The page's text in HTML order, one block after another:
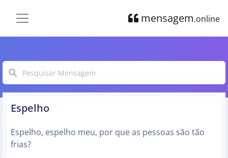
mensagem.online
Espelho
Espelho, espelho meu, por que as pessoas são tão
frias?